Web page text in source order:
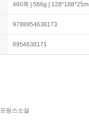
460쪽 | 566g |
9788954638173
8954638171
프랑스소설